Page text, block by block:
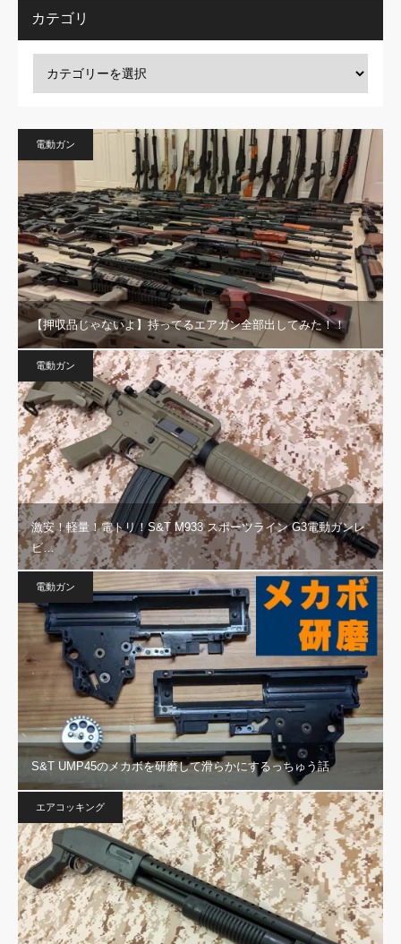
カテゴリ
電動ガン
【押収品じゃないよ】持ってるエアガン全部出してみた！！
電動ガン
激安！軽量！電トリ！S&T M933 スポーツライン G3電動ガンレ
ビ…
電動ガン
S&T UMP45のメカボを研磨して滑らかにするっちゅう話
エアコッキング